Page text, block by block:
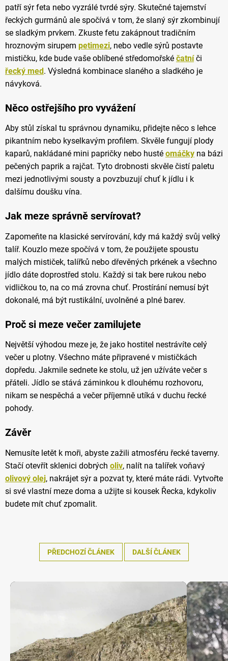
patří sýr feta nebo vyzrálé tvrdé sýry. Skutečné tajemství
řeckých gurmánů ale spočívá v tom, že slaný sýr zkombinují
se sladkým prvkem. Zkuste fetu zakápnout tradičním
hroznovým sirupem petimezi, nebo vedle sýrů postavte
mističku, kde bude vaše oblíbené středomořské čatníči
řecký med. Výsledná kombinace slaného a sladkého je
návyková.
Něco ostřejšího pro vyvážení
Aby stůl získal tu správnou dynamiku, přidejte něco s lehce
pikantním nebo kyselkavým profilem. Skvěle fungují plody
kaparů, nakládané mini papričky nebo husté omáčky na bázi
pečených paprik a rajčat. Tyto drobnosti skvěle čistí paletu
mezi jednotlivými sousty a povzbuzují chuť k jídlu i k
dalšímu doušku vína.
Jak meze správně servírovat?
Zapomeňte na klasické servírování, kdy má každý svůj velký
talíř. Kouzlo meze spočívá v tom, že použijete spoustu
malých mističek, talířků nebo dřevěných prkének a všechno
jídlo dáte doprostřed stolu. Každý si tak bere rukou nebo
vidličkou to, na co má zrovna chuť. Prostírání nemusí být
dokonalé, má být rustikální, uvolněné a plné barev.
Proč si meze večer zamilujete
Největší výhodou meze je, že jako hostitel nestrávíte celý
večer u plotny. Všechno máte připravené v mističkách
dopředu. Jakmile sednete ke stolu, už jen užíváte večer s
přáteli. Jídlo se stává záminkou k dlouhému rozhovoru,
nikam se nespěchá a večer příjemně utíká v duchu řecké
pohody.
Závěr
Nemusíte letět k moři, abyste zažili atmosféru řecké taverny.
Stačí otevřít sklenici dobrých oliv, nalít na talířek voňavý
olivový olej, nakrájet sýr a pozvat ty, které máte rádi. Vytvořte
si své vlastní meze doma a užijte si kousek Řecka, kdykoliv
budete mít chuť zpomalit.
PŘEDCHOZÍ ČLÁNEK DALŠÍ ČLÁNEK